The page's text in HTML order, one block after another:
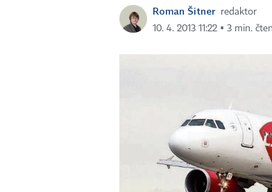
Roman Šitner
redaktor
10. 4. 2013 11:22 ▪ 3 min.